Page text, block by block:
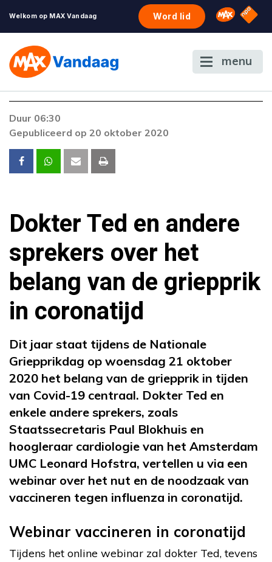
Welkom op MAX Vandaag Word lid Omroep
NPO
menu
Duur 06:30
Gepubliceerd op 20 oktober 2020
Dokter Ted en andere
sprekers over het
belang van de griepprik
in coronatijd
Dit jaar staat tijdens de Nationale
Griepprikdag op woensdag 21 oktober
2020 het belang van de griepprik in tijden
van Covid-19 centraal. Dokter Ted en
enkele andere sprekers, zoals
Staatssecretaris Paul Blokhuis en
hoogleraar cardiologie van het Amsterdam
UMC Leonard Hofstra, vertellen u via een
webinar over het nut en de noodzaak van
vaccineren tegen influenza in coronatijd.
Webinar vaccineren in coronatijd
Tijdens het online webinar zal dokter Ted, tevens